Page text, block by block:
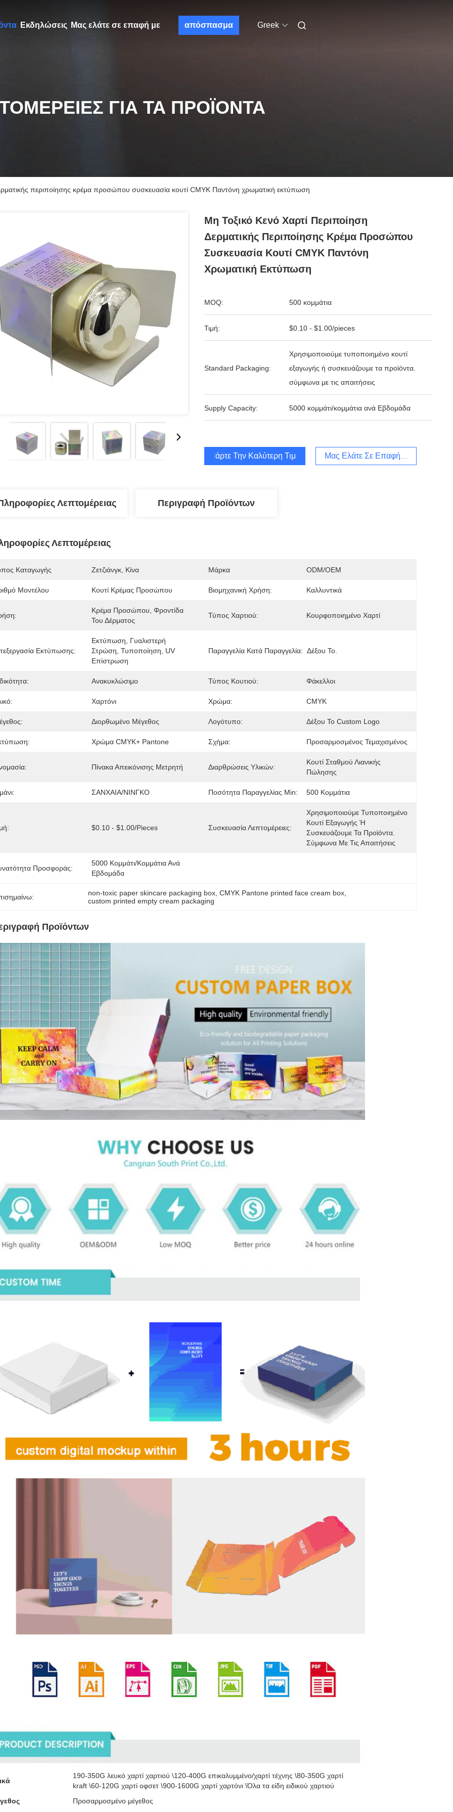
Εκδηλώσεις Μας ελάτε σε επαφή με απόσπασμα Greek
ΓΙΑ ΤΑ ΠΡΟΪΌΝΤΑ
περιποίησης κρέμα προσώπου συσκευασία κουτί CMYK Παντόνη χρωματική εκτύπωση
Μη Τοξικό Κενό Χαρτί Περιποίηση
Δερματικής Περιποίησης Κρέμα Προσώπου
Συσκευασία Κουτί CMYK Παντόνη
Χρωματική Εκτύπωση
MOQ: 500 κομμάτια
Τιμή: $0.10 - $1.00/pieces
Standard Packaging:
Χρησιμοποιούμε τυποποιημένο κουτί
εξαγωγής ή συσκευάζουμε τα προϊόντα.
σύμφωνα με τις απαιτήσεις
Supply Capacity: 5000 κομμάτι/κομμάτια ανά Εβδομάδα
Πάρτε Την Καλύτερη Τιμή Μας Ελάτε Σε Επαφή Με
Λεπτομέρειας Περιγραφή Προϊόντων
Λεπτομέρειας
Καταγωγής Ζετζιάνγκ, Κίνα Μάρκα ODM/OEM
Μοντέλου Κουτί Κρέμας Προσώπου Βιομηχανική Χρήση: Καλλυντικά
Κρέμα Προσώπου, Φροντίδα
Του Δέρματος
Τύπος Χαρτιού: Κουρφοποιημένο Χαρτί
Εκτύπωσης:
Εκτύπωση, Γυαλιστερή
Στρώση, Τυποποίηση, UV
Επίστρωση
Παραγγελία Κατά Παραγγελία: Δέξου Το.
Ανακυκλώσιμο Τύπος Κουτιού: Φάκελλοι
Χαρτόνι Χρώμα: CMYK
Διορθωμένο Μέγεθος Λογότυπο: Δέξου Το Custom Logo
Χρώμα CMYK+ Pantone Σχήμα: Προσαρμοσμένος Τεμαχισμένος
Πίνακα Απεικόνισης Μετρητή Διαρθρώσεις Υλικών:
Κουτί Σταθμού Λιανικής
Πώλησης
ΣΑΝΧΑΙΑ/ΝΙΝΓΚΟ Ποσότητα Παραγγελίας Min: 500 Κομμάτια
$0.10 - $1.00/pieces Συσκευασία Λεπτομέρειες:
Χρησιμοποιούμε Τυποποιημένο
Κουτί Εξαγωγής Ή
Συσκευάζουμε Τα Προϊόντα.
Σύμφωνα Με Τις Απαιτήσεις
Προσφοράς:
5000 Κομμάτι/κομμάτια Ανά
Εβδομάδα
non-toxic paper skincare packaging box , CMYK Pantone printed face cream box
custom printed empty cream packaging
Προϊόντων
190-350G λευκό χαρτί χαρτιού \120-400G επικαλυμμένο/χαρτί τέχνης \80-350G χαρτί
kraft \60-120G χαρτί οφσετ \900-1600G χαρτί χαρτόνι \Όλα τα είδη ειδικού χαρτιού
Προσαρμοσμένο μέγεθος